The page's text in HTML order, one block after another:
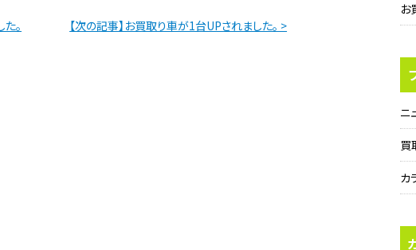
。 【次の記事】お買取り車が1台UPされました。 >
お
ニ
買
カ